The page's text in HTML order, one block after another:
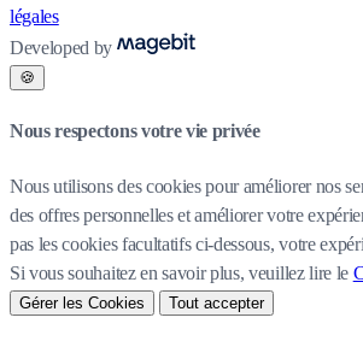
légales
Developed by
🍪
Nous respectons votre vie privée
Nous utilisons des cookies pour améliorer nos
des offres personnelles et améliorer votre
pas les cookies facultatifs ci-dessous, votre
Si vous souhaitez en savoir plus, veuillez lire le
Gérer les Cookies Tout accepter